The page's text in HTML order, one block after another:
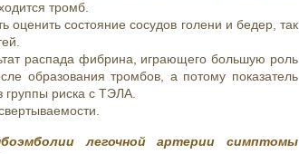
тромб.
оценить состояние сосудов голени и бедер, так
распада фибрина, играющего большую роль
образования тромбов, а потому показатель
группы риска с ТЭЛА.
легочной артерии симптомы